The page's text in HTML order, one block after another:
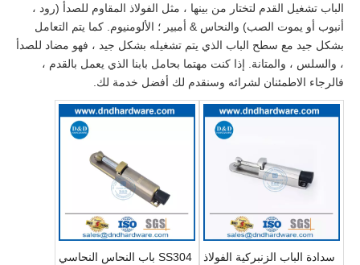
الباب تشغيل القدم لتختار من بينها ، مثل الفولاذ المقاوم للصدأ (رود ،
أنبوب أو يموت الصب) والنحاس & أمبير ؛ الألومنيوم. كما يتم التعامل
بشكل جيد مع سطح الباب الذي يتم تشغيله بشكل جيد ، فهو مضاد للصدأ
، والسلس ، والمتانة. إذا كنت مهتما بحامل بابنا الذي يعمل بالقدم ،
فالرجاء الاطمئنان لشرائه وسنقدم لك أفضل خدمة لك.
سدادة الباب الزنبركية الفولاذ
SS304 باب النحاس النحاسي